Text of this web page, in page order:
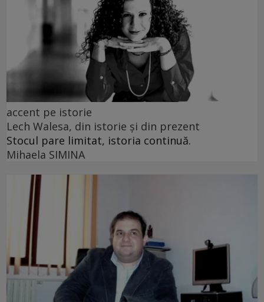
accent pe istorie
Lech Walesa, din istorie și din prezent
Stocul pare limitat, istoria continuă.
Mihaela SIMINA